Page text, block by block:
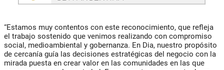
“Estamos muy contentos con este reconocimiento, que refleja
el trabajo sostenido que venimos realizando con compromiso
social, medioambiental y gobernanza. En Dia, nuestro propósito
de cercanía guía las decisiones estratégicas del negocio con la
mirada puesta en crear valor en las comunidades en las que